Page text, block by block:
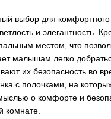
выбор для комфортного
и элегантность.
местом, что
малышам легко
их безопасность во
с полочками, на
о комфорте и
комнате.